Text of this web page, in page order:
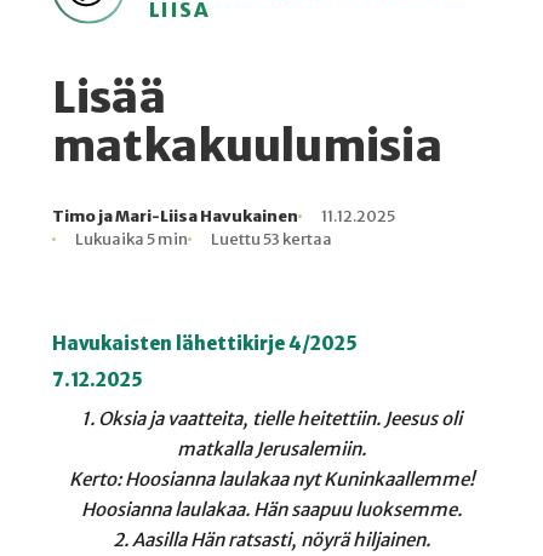
LIISA
Lisää
matkakuulumisia
Kirjoittaja
Timo ja Mari-Liisa Havukainen
Julkaistu
11.12.2025
Lukuaika
Lukuaika 5 min
Lukukertoja Luettu 53 kertaa
Havukaisten lähettikirje 4/2025
7.12.2025
1. Oksia ja vaatteita, tielle heitettiin. Jeesus oli
matkalla Jerusalemiin.
Kerto: Hoosianna laulakaa nyt Kuninkaallemme!
Hoosianna laulakaa. Hän saapuu luoksemme.
2. Aasilla Hän ratsasti, nöyrä hiljainen.